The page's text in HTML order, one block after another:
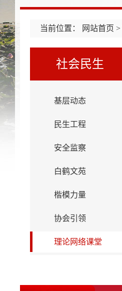
当前位置： 网站首页 >
社会民生
基层动态
民生工程
安全监察
白鹤文苑
楷模力量
协会引领
理论网络课堂